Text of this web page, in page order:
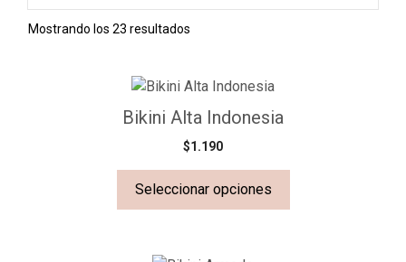
Mostrando los 23 resultados
Bikini Alta Indonesia
$1.190
Seleccionar opciones